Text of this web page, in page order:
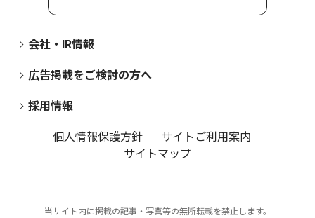
会社・IR情報
広告掲載をご検討の方へ
採用情報
個人情報保護方針
サイトご利用案内
サイトマップ
当サイト内に掲載の記事・写真等の無断転載を禁止します。